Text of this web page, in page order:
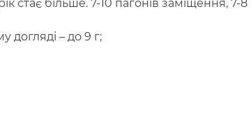
рік стає більше. 7-10 пагонів заміщення,
догляді – до 9 г;